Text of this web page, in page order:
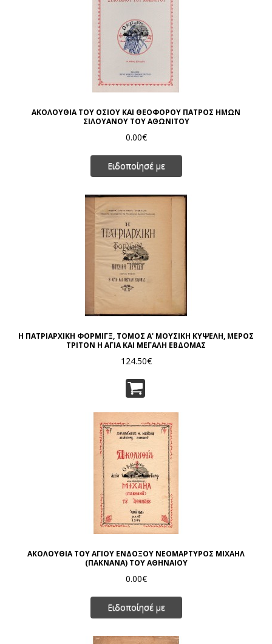
ΑΚΟΛΟΥΘΙΑ ΤΟΥ ΟΣΙΟΥ ΚΑΙ ΘΕΟΦΟΡΟΥ ΠΑΤΡΟΣ ΗΜΩΝ
ΣΙΛΟΥΑΝΟΥ ΤΟΥ ΑΘΩΝΙΤΟΥ
0.00€
Ειδοποίησέ με
Η ΠΑΤΡΙΑΡΧΙΚΗ ΦΟΡΜΙΓΞ, ΤΟΜΟΣ Α' ΜΟΥΣΙΚΗ ΚΥΨΕΛΗ, ΜΕΡΟΣ
ΤΡΙΤΟΝ Η ΑΓΙΑ ΚΑΙ ΜΕΓΑΛΗ ΕΒΔΟΜΑΣ
124.50€
ΑΚΟΛΟΥΘΙΑ ΤΟΥ ΑΓΙΟΥ ΕΝΔΟΞΟΥ ΝΕΟΜΑΡΤΥΡΟΣ ΜΙΧΑΗΛ
(ΠΑΚΝΑΝΑ) ΤΟΥ ΑΘΗΝΑΙΟΥ
0.00€
Ειδοποίησέ με